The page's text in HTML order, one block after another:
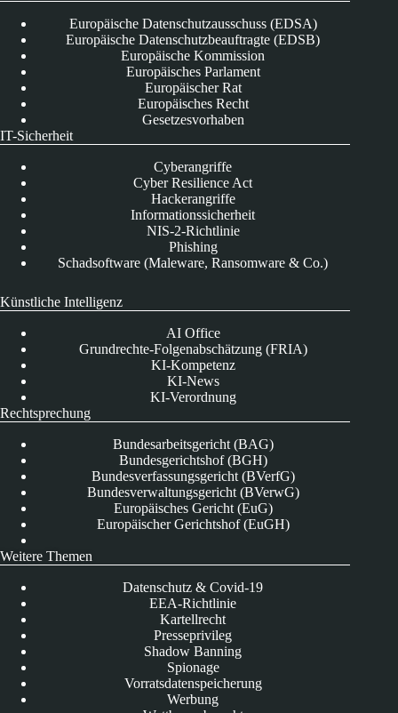
Europäische Datenschutzausschuss (EDSA)
Europäische Datenschutzbeauftragte (EDSB)
Europäische Kommission
Europäisches Parlament
Europäischer Rat
Europäisches Recht
Gesetzesvorhaben
IT-Sicherheit
Cyberangriffe
Cyber Resilience Act
Hackerangriffe
Informationssicherheit
NIS-2-Richtlinie
Phishing
Schadsoftware (Maleware, Ransomware & Co.)
Künstliche Intelligenz
AI Office
Grundrechte-Folgenabschätzung (FRIA)
KI-Kompetenz
KI-News
KI-Verordnung
Rechtsprechung
Bundesarbeitsgericht (BAG)
Bundesgerichtshof (BGH)
Bundesverfassungsgericht (BVerfG)
Bundesverwaltungsgericht (BVerwG)
Europäisches Gericht (EuG)
Europäischer Gerichtshof (EuGH)
Weitere Themen
Datenschutz & Covid-19
EEA-Richtlinie
Kartellrecht
Presseprivileg
Shadow Banning
Spionage
Vorratsdatenspeicherung
Werbung